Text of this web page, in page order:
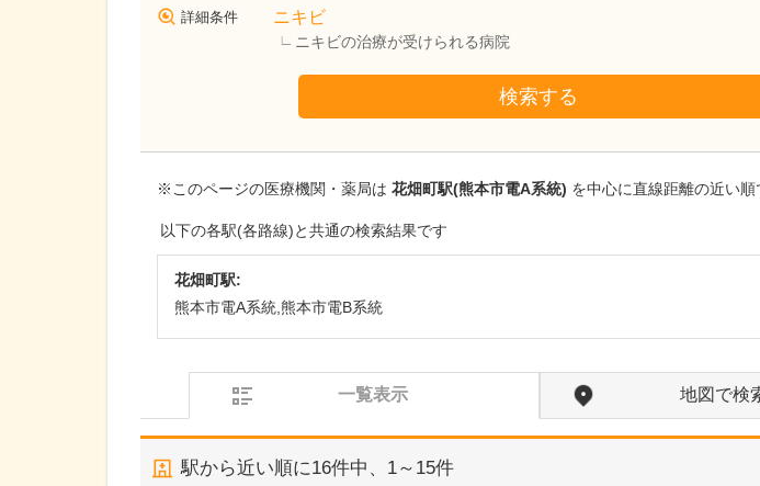
詳細条件 ニキビ
ニキビの治療が受けられる病院
検索する
※このページの医療機関・薬局は 花畑町駅(熊本市電A系統) を中心に直線距離の近い
以下の各駅(各路線)と共通の検索結果です
花畑町駅:
熊本市電A系統,熊本市電B系統
一覧表示 地図で検
駅から近い順に16件中、 1～15件
たかしお内科ハート
高潮 征爾院
を繰り返しながら病
だんだん悪くなって
ます。大学病院で後
育成に取り組みつつ